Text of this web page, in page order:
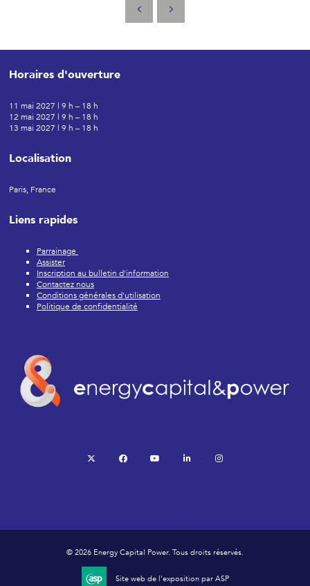
Horaires d'ouverture
11 mai 2027 | 9 h – 18 h
12 mai 2027 | 9 h – 18 h
13 mai 2027 | 9 h – 18 h
Localisation
Paris, France
Liens rapides
Parrainage
Assister
Inscription au bulletin d'information
Contactez nous
Conditions générales d'utilisation
Politique de confidentialité
twitter facebook youtube linkedin
© 2026 Energy Capital Power. Tous droits réservés.
Site web de l'exposition par ASP